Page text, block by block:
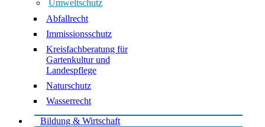
Umweltschutz
Abfallrecht
Immissionsschutz
Kreisfachberatung für
Gartenkultur und
Landespflege
Naturschutz
Wasserrecht
Bildung & Wirtschaft